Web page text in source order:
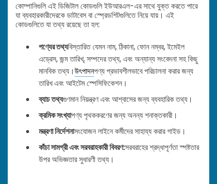
কোম্পানিগুলি এই ডিজিটাল কোডগুলি ইউআরএল-এর সাথে যুক্ত করতে পারে
যা ব্যবহারকারীদেরকে ডাটাবেস বা স্প্রেডশিটগুলিতে নিয়ে যায়। এই
কোডগুলিতে যা তথ্য রয়েছে তা হল:
পণ্যের তথ্যবিস্তারিত যেমন নাম, ঠিকানা, ফোন নম্বর, ইমেইল
এড্রেস, জন্ম তারিখ্, সম্পদের তথ্য, এবং অন্যান্য সংবেদনা সহ কিছু
মানবিক তথ্য।উৎপাদনপণ্য প্রভাবশীলভাবে পরিচালনা করার জন্য
তারিখ এবং আইটেম স্পেসিফিকেশন।
ব্যাচ তথ্যগুণমান নিয়ন্ত্রণ এবং আশ্বাসের জন্য ব্যবহারিক তথ্য।
ক্রমিক সংখ্যাপণ্য পৃথককরণের জন্য অনন্য শনাক্তকারী।
মন্ত্রণা নির্দেশনাসংযোজন লাইনে কর্মীদের সাহায্য করার গাইড।
কাঁচা সামগ্রী এবং সরবরাহকারী বিবরণ:সরবরাহের শ্রদ্ধাপূর্ণতা স্পষ্টতার
উপর অভিজ্ঞতার সুধারণী তথ্য।